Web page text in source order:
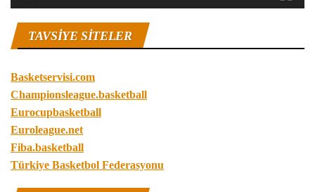
TAVSIYE SITELER
Basketservisi.com
Championsleague.basketball
Eurocupbasketball
Euroleague.net
Fiba.basketball
Türkiye Basketbol Federasyonu